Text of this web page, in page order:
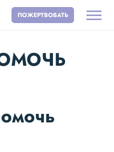
ПОЖЕРТВОВАТЬ